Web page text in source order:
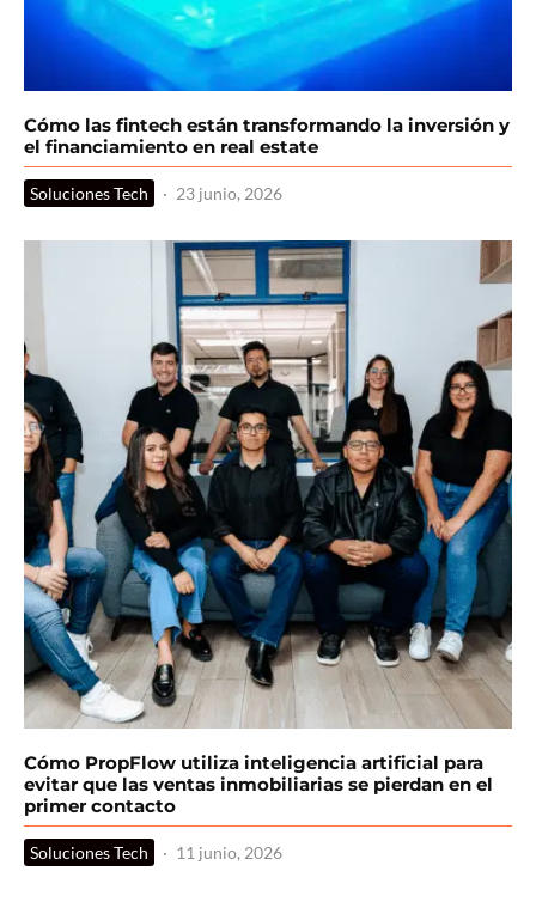
Cómo las fintech están transformando la inversión y
el financiamiento en real estate
Soluciones Tech · 23 junio, 2026
Cómo PropFlow utiliza inteligencia artificial para
evitar que las ventas inmobiliarias se pierdan en el
primer contacto
Soluciones Tech · 11 junio, 2026